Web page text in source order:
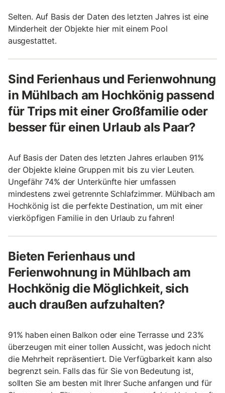
Selten. Auf Basis der Daten des letzten Jahres ist eine
Minderheit der Objekte hier mit einem Pool
ausgestattet.
Sind Ferienhaus und Ferienwohnung
in Mühlbach am Hochkönig passend
für Trips mit einer Großfamilie oder
besser für einen Urlaub als Paar?
Auf Basis der Daten des letzten Jahres erlauben 91%
der Objekte kleine Gruppen mit bis zu vier Leuten.
Ungefähr 74% der Unterkünfte hier umfassen
mindestens zwei getrennte Schlafzimmer. Mühlbach am
Hochkönig ist die perfekte Destination, um mit einer
vierköpfigen Familie in den Urlaub zu fahren!
Bieten Ferienhaus und
Ferienwohnung in Mühlbach am
Hochkönig die Möglichkeit, sich
auch draußen aufzuhalten?
91% haben einen Balkon oder eine Terrasse und 23%
überzeugen mit einer tollen Aussicht, was jedoch nicht
die Mehrheit repräsentiert. Die Verfügbarkeit kann also
begrenzt sein. Falls das für Sie von Bedeutung ist,
sollten Sie am besten mit Ihrer Suche anfangen und für